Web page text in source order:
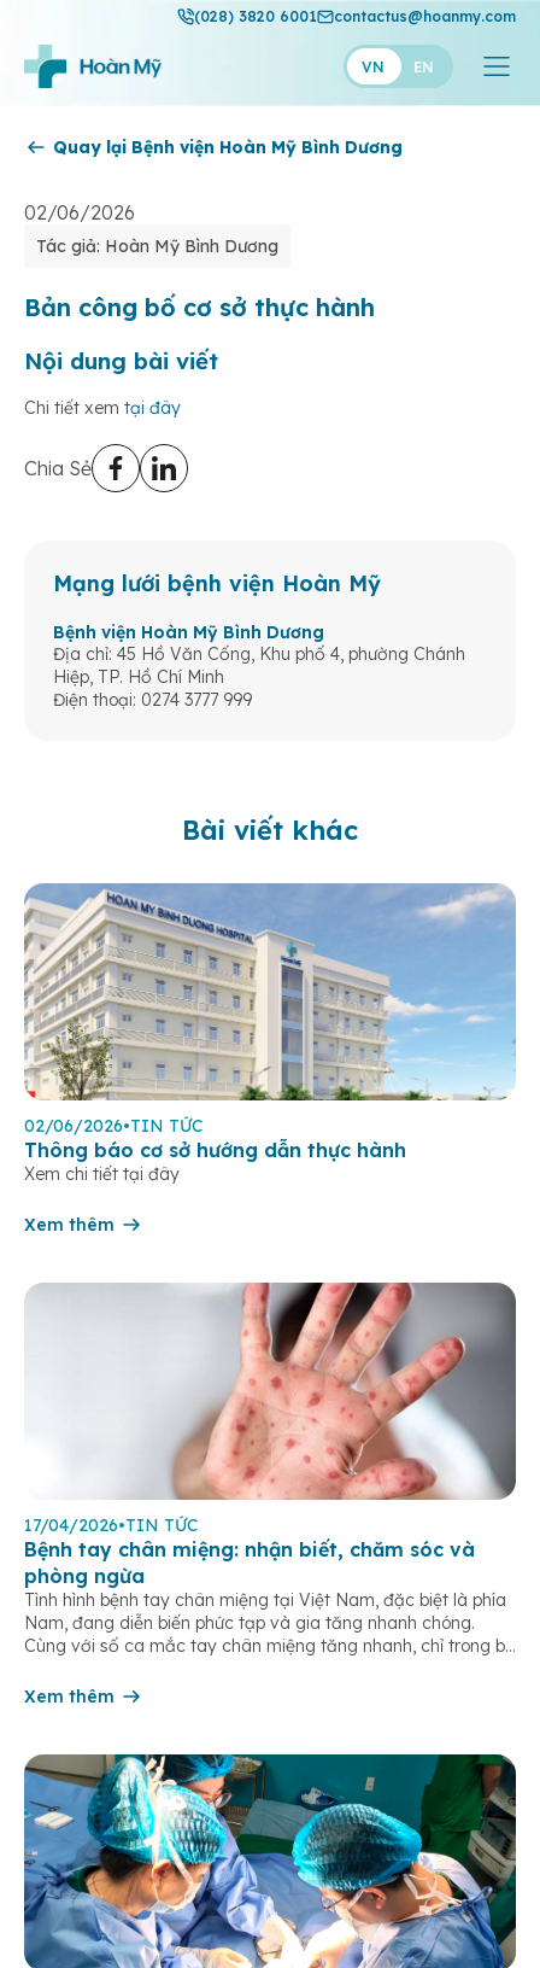
(028) 3820 6001 contactus@hoanmy.com
VN EN
Hoàn Mỹ
Hạnh Phúc
Thuận Mỹ
Quay lại Bệnh viện Hoàn Mỹ Bình Dương
02/06/2026
Tác giả: Hoàn Mỹ Bình Dương
Bản công bố cơ sở thực hành
Nội dung bài viết
Chi tiết xem tại đây
Chia Sẻ
Mạng lưới bệnh viện Hoàn Mỹ
Bệnh viện Hoàn Mỹ Bình Dương
Địa chỉ: 45 Hồ Văn Cống, Khu phố 4, phường Chánh
Hiệp, TP. Hồ Chí Minh
Điện thoại: 0274 3777 999
Bài viết khác
02/06/2026•TIN TỨC
Thông báo cơ sở hướng dẫn thực hành
Xem chi tiết tại đây
Xem thêm
17/04/2026•TIN TỨC
Bệnh tay chân miệng: nhận biết, chăm sóc và
phòng ngừa
Tình hình bệnh tay chân miệng tại Việt Nam, đặc biệt là phía
Nam, đang diễn biến phức tạp và gia tăng nhanh chóng.
Cùng với số ca mắc tay chân miệng tăng nhanh, chỉ trong ba
nhận đến tám ca tử vong do […]
Xem thêm